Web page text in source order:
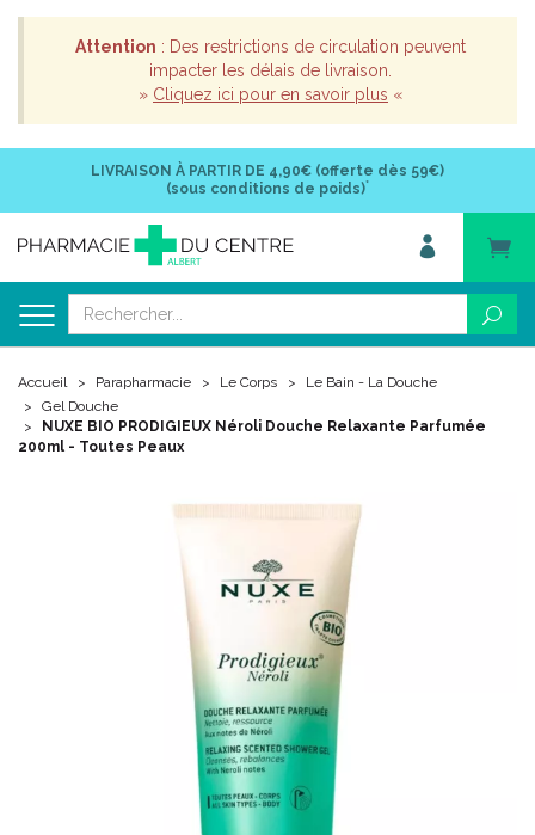
Attention : Des restrictions de circulation peuvent
impacter les délais de livraison.
» Cliquez ici pour en savoir plus «
LIVRAISON À PARTIR DE 4,90€ (offerte dès 59€)
(sous conditions de poids)*
Accueil Parapharmacie Le Corps
Le Bain - La Douche
Gel Douche
NUXE BIO PRODIGIEUX Néroli Douche Relaxante Parfumée
200ml - Toutes Peaux